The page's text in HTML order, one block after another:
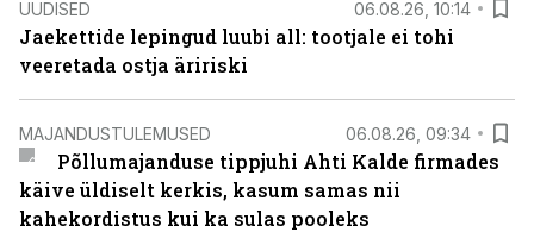
UUDISED 06.08.26, 10:14
Jaekettide lepingud luubi all: tootjale ei tohi
veeretada ostja äririski
MAJANDUSTULEMUSED 06.08.26, 09:34
Põllumajanduse tippjuhi Ahti Kalde firmades
käive üldiselt kerkis, kasum samas nii
kahekordistus kui ka sulas pooleks